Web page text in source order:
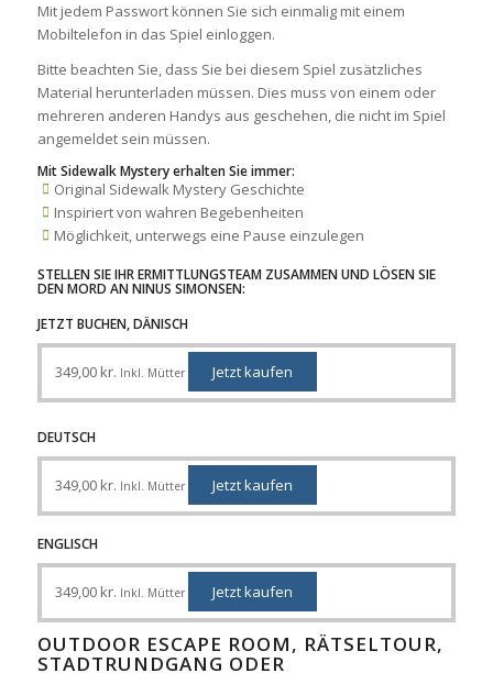
Mit jedem Passwort können Sie sich einmalig mit einem
Mobiltelefon in das Spiel einloggen.
Bitte beachten Sie, dass Sie bei diesem Spiel zusätzliches
Material herunterladen müssen. Dies muss von einem oder
mehreren anderen Handys aus geschehen, die nicht im Spiel
angemeldet sein müssen.
Mit Sidewalk Mystery erhalten Sie immer:
Original Sidewalk Mystery Geschichte
Inspiriert von wahren Begebenheiten
Möglichkeit, unterwegs eine Pause einzulegen
STELLEN SIE IHR ERMITTLUNGSTEAM ZUSAMMEN UND LÖSEN SIE
DEN MORD AN NINUS SIMONSEN:
JETZT BUCHEN, DÄNISCH
349,00 kr. Inkl. Mütter Jetzt kaufen
DEUTSCH
349,00 kr. Inkl. Mütter Jetzt kaufen
ENGLISCH
349,00 kr. Inkl. Mütter Jetzt kaufen
OUTDOOR ESCAPE ROOM, RÄTSELTOUR,
STADTRUNDGANG ODER